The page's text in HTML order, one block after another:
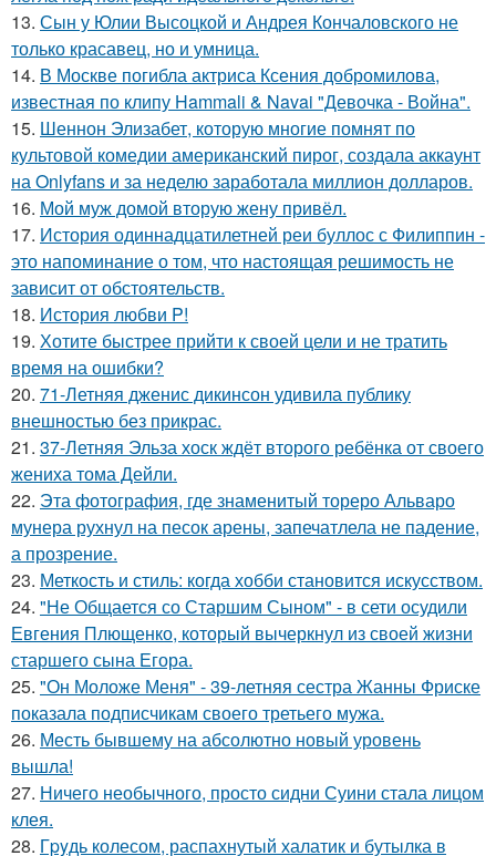
13. Сын у Юлии Высоцкой и Андрея Кончаловского не
только красавец, но и умница.
14. В Москве погибла актриса Ксения добромилова,
известная по клипу Hammali & Navai "Девочка - Война".
15. Шеннон Элизабет, которую многие помнят по
культовой комедии американский пирог, создала аккаунт
на Onlyfans и за неделю заработала миллион долларов.
16. Мой муж домой вторую жену привёл.
17. История одиннадцатилетней реи буллос с Филиппин -
это напоминание о том, что настоящая решимость не
зависит от обстоятельств.
18. История любви P!
19. Хотите быстрее прийти к своей цели и не тратить
время на ошибки?
20. 71-Летняя дженис дикинсон удивила публику
внешностью без прикрас.
21. 37-Летняя Эльза хоск ждёт второго ребёнка от своего
жениха тома Дейли.
22. Эта фотография, где знаменитый тореро Альваро
мунера рухнул на песок арены, запечатлела не падение,
а прозрение.
23. Меткость и стиль: когда хобби становится искусством.
24. "Не Общается со Старшим Сыном" - в сети осудили
Евгения Плющенко, который вычеркнул из своей жизни
старшего сына Егора.
25. "Он Моложе Меня" - 39-летняя сестра Жанны Фриске
показала подписчикам своего третьего мужа.
26. Месть бывшему на абсолютно новый уровень
вышла!
27. Ничего необычного, просто сидни Суини стала лицом
клея.
28. Гpyдь колесом, распахнутый халатик и бутылка в